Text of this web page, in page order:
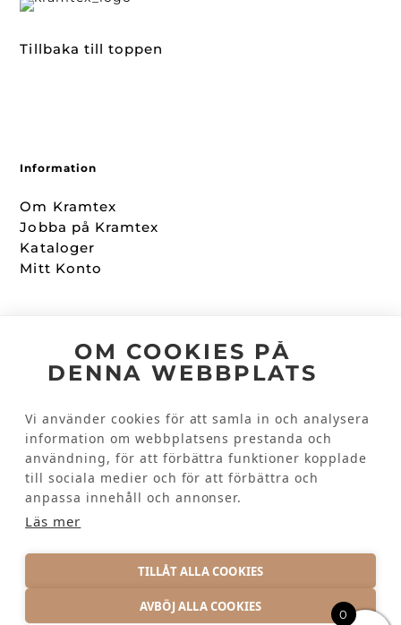
OM COOKIES PÅ
DENNA WEBBPLATS
Vi använder cookies för att samla in och analysera
information om webbplatsens prestanda och
användning, för att förbättra funktioner kopplade
till sociala medier och för att förbättra och
anpassa innehåll och annonser.
Läs mer
TILLÅT ALLA COOKIES
AVBÖJ ALLA COOKIES
Tillbaka till toppen
Information
Om Kramtex
Jobba på Kramtex
Kataloger
Mitt Konto
Facebook
Kundinformation
Kontakta oss
Vanliga frågor
INTEGRITETSPOLICY 0